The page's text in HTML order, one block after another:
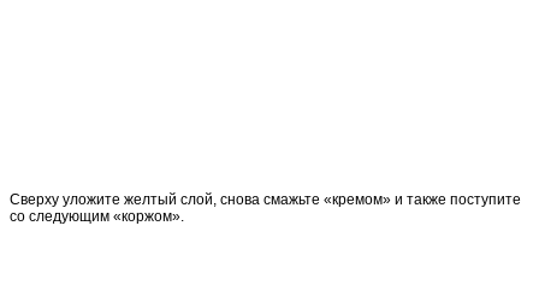
Сверху уложите желтый слой, снова смажьте «кремом» и также поступите
со следующим «коржом».